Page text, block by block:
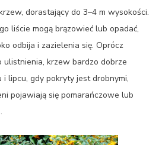
dorastający do 3–4 m wysokości.
liście mogą brązowieć lub opadać,
odbija i zazielenia się. Oprócz
ulistnienia, krzew bardzo dobrze
lipcu, gdy pokryty jest drobnymi,
pojawiają się pomarańczowe lub